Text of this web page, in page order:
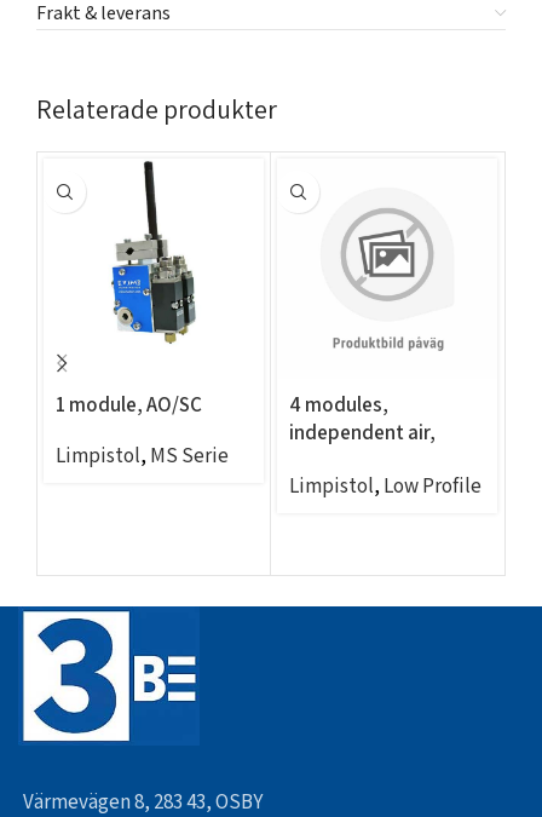
Frakt & leverans
Relaterade produkter
1 module, AO/SC
Limpistol, MS Serie
4 modules,
independent air,
centers, Ni120 sensor
Limpistol, Low Profile
Värmevägen 8, 283 43, OSBY